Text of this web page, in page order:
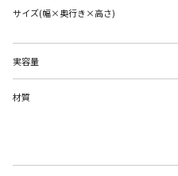
サイズ(幅×奥行き×高さ)
実容量
材質